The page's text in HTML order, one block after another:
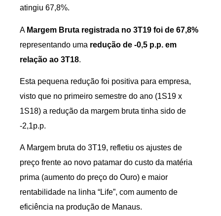
atingiu 67,8%.
A Margem Bruta registrada no 3T19 foi de 67,8%
representando uma redução de -0,5 p.p. em
relação ao 3T18.
Esta pequena redução foi positiva para empresa,
visto que no primeiro semestre do ano (1S19 x
1S18) a redução da margem bruta tinha sido de
-2,1p.p.
A Margem bruta do 3T19, refletiu os ajustes de
preço frente ao novo patamar do custo da matéria
prima (aumento do preço do Ouro) e maior
rentabilidade na linha “Life”, com aumento de
eficiência na produção de Manaus.